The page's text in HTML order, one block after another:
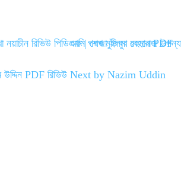
নয়াচীন রিভিউ পিডিএফ | শেখ মুজিবুর রহমান PDF
আমি পদ্মজা ইলমা বেহরোজ